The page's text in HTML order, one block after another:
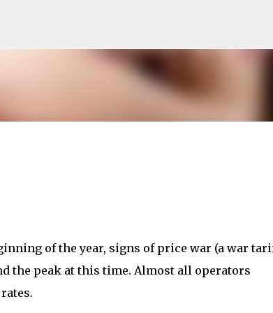
of the year, signs of price war (a war
the peak at this time. Almost all operators